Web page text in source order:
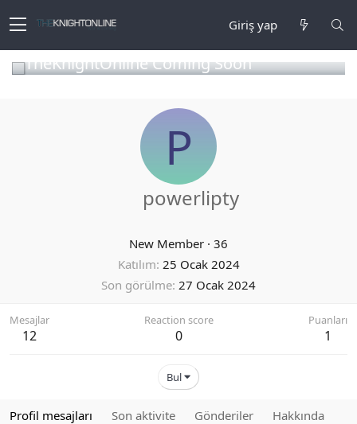
Giriş yap
TheKnightOnline Coming Soon
P
powerlipty
New Member · 36
Katılım 25 Ocak 2024
Son görülme 27 Ocak 2024
Mesajlar
12
Reaction score
0
Puanları
1
Bul
Profil mesajları Son aktivite Gönderiler Hakkında